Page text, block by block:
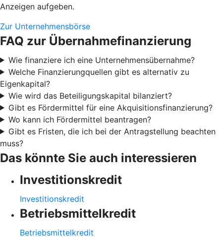
Anzeigen aufgeben.
Zur Unternehmensbörse
FAQ zur Übernahmefinanzierung
Wie finanziere ich eine Unternehmensübernahme?
Welche Finanzierungquellen gibt es alternativ zu
Eigenkapital?
Wie wird das Beteiligungskapital bilanziert?
Gibt es Fördermittel für eine Akquisitionsfinanzierung?
Wo kann ich Fördermittel beantragen?
Gibt es Fristen, die ich bei der Antragstellung beachten
muss?
Das könnte Sie auch interessieren
Investitionskredit
Investitionskredit
Betriebsmittelkredit
Betriebsmittelkredit